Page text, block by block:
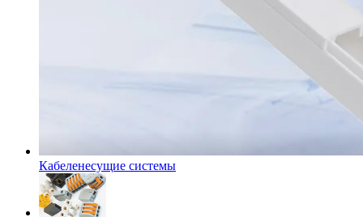
Кабеленесущие системы